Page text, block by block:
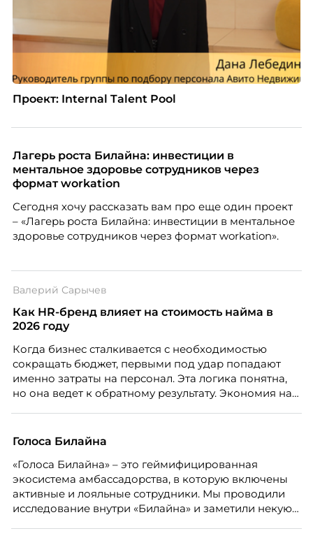
Проект: Internal Talent Pool
Лагерь роста Билайна: инвестиции в
ментальное здоровье сотрудников через
формат workation
Сегодня хочу рассказать вам про еще один проект
– «Лагерь роста Билайна: инвестиции в ментальное
здоровье сотрудников через формат workation».
Валерий Сарычев
Как HR-бренд влияет на стоимость найма в
2026 году
Когда бизнес сталкивается с необходимостью
сокращать бюджет, первыми под удар попадают
именно затраты на персонал. Эта логика понятна,
но она ведет к обратному результату. Экономия на
значит – сокращает доходы бизнеса.
Голоса Билайна
«Голоса Билайна» – это геймифицированная
экосистема амбассадорства, в которую включены
активные и лояльные сотрудники. Мы проводили
исследование внутри «Билайна» и заметили некую